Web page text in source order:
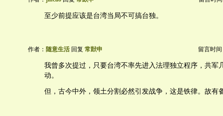
至少前提应该是台湾当局不可搞台独。
作者： 随意生活 回复 常獃申 留言时间
我曾多次提过，只要台湾不率先进入法理独立程序，共军
动。
但，古今中外，领土分割必然引发战争，这是铁律。故有